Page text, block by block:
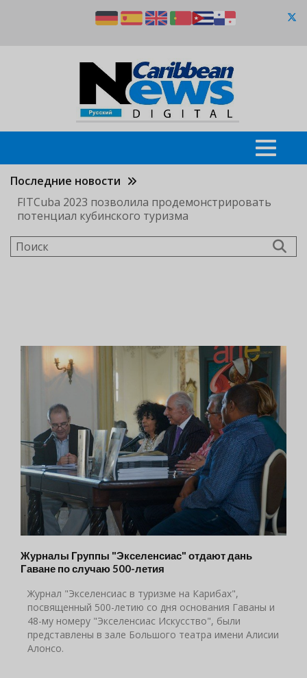
Последние новости
FITCuba 2023 позволила продемонстрировать
потенциал кубинского туризма
Поиск
Журналы Группы "Экселенсиас" отдают дань
Гаване по случаю 500-летия
Журнал "Экселенсиас в туризме на Карибах",
посвященный 500-летию со дня основания Гаваны и
48-му номеру "Экселенсиас Искусство", были
представлены в зале Большого театра имени Алисии
Алонсо.